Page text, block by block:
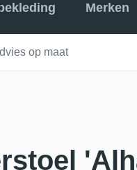
Merken
op maat